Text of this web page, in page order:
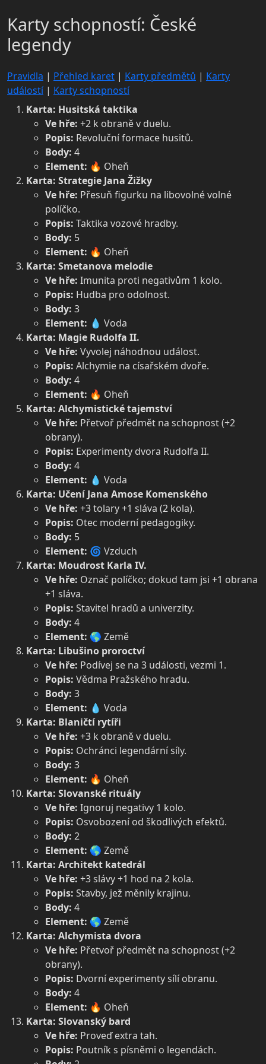
Karty schopností: České
legendy
Pravidla | Přehled karet | Karty předmětů | Karty
událostí| Karty schopností
Karta: Husitská taktika
Ve hře: +2 k obraně v duelu.
Popis: Revoluční formace husitů.
Body: 4
Element: 🔥 Oheň
Karta: Strategie Jana Žižky
Ve hře: Přesuň figurku na libovolné volné
políčko.
Popis: Taktika vozové hradby.
Body: 5
Element: 🔥 Oheň
Karta: Smetanova melodie
Ve hře: Imunita proti negativům 1 kolo.
Popis: Hudba pro odolnost.
Body: 3
Element: 💧 Voda
Karta: Magie Rudolfa II.
Ve hře: Vyvolej náhodnou událost.
Popis: Alchymie na císařském dvoře.
Body: 4
Element: 🔥 Oheň
Karta: Alchymistické tajemství
Ve hře: Přetvoř předmět na schopnost (+2
obrany).
Popis: Experimenty dvora Rudolfa II.
Body: 4
Element: 💧 Voda
Karta: Učení Jana Amose Komenského
Ve hře: +3 tolary +1 sláva (2 kola).
Popis: Otec moderní pedagogiky.
Body: 5
Element: 🌀 Vzduch
Karta: Moudrost Karla IV.
Ve hře: Označ políčko; dokud tam jsi +1 obrana
+1 sláva.
Popis: Stavitel hradů a univerzity.
Body: 4
Element: 🌎 Země
Karta: Libušino proroctví
Ve hře: Podívej se na 3 události, vezmi 1.
Popis: Vědma Pražského hradu.
Body: 3
Element: 💧 Voda
Karta: Blaničtí rytíři
Ve hře: +3 k obraně v duelu.
Popis: Ochránci legendární síly.
Body: 3
Element: 🔥 Oheň
Karta: Slovanské rituály
Ve hře: Ignoruj negativy 1 kolo.
Popis: Osvobození od škodlivých efektů.
Body: 2
Element: 🌎 Země
Karta: Architekt katedrál
Ve hře: +3 slávy +1 hod na 2 kola.
Popis: Stavby, jež měnily krajinu.
Body: 4
Element: 🌎 Země
Karta: Alchymista dvora
Ve hře: Přetvoř předmět na schopnost (+2
obrany).
Popis: Dvorní experimenty sílí obranu.
Body: 4
Element: 🔥 Oheň
Karta: Slovanský bard
Ve hře: Proveď extra tah.
Popis: Poutník s písněmi o legendách.